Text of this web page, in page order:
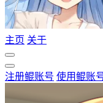
主页 关于
注册鲲账号 使用鲲账